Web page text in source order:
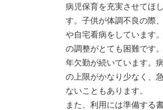
病児保育を充実させてほ
す。⼦供が体調不良の際
や⾃宅看病をしています
の調整がとても困難です
年⽋勤が続いています。
の上限がかなり少なく、
ないこともあります。
また、利⽤には準備する